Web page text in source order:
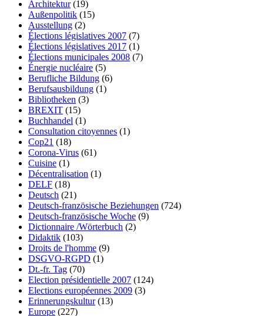
Architektur(19)
Außenpolitik (15)
Ausstellung (2)
Élections législatives 2007 (7)
Élections législatives 2017 (1)
Élections municipales 2008 (7)
Énergie nucléaire (5)
Berufliche Bildung (6)
Berufsausbildung (1)
Bibliotheken (3)
BREXIT (15)
Buchhandel (1)
Consultation citoyennes (1)
Cop21 (18)
Corona-Virus (61)
Cuisine (1)
Décentralisation (1)
DELF (18)
Deutsch (21)
Deutsch-französische Beziehungen (724)
Deutsch-französische Woche (9)
Dictionnaire /Wörterbuch (2)
Didaktik (103)
Droits de l'homme (9)
DSGVO-RGPD (1)
Dt.-fr. Tag (70)
Election présidentielle 2007 (124)
Elections européennes 2009 (3)
Erinnerungskultur(13)
Europe (227)